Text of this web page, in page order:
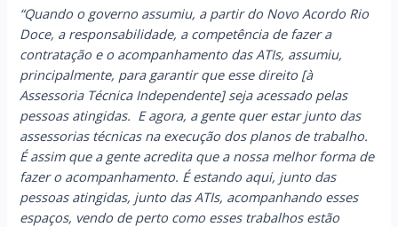
“Quando o governo assumiu, a partir do Novo Acordo Rio
Doce, a responsabilidade, a competência de fazer a
contratação e o acompanhamento das ATIs, assumiu,
principalmente, para garantir que esse direito [à
Assessoria Técnica Independente] seja acessado pelas
pessoas atingidas. E agora, a gente quer estar junto das
assessorias técnicas na execução dos planos de trabalho.
É assim que a gente acredita que a nossa melhor forma de
fazer o acompanhamento. É estando aqui, junto das
pessoas atingidas, junto das ATIs, acompanhando esses
espaços, vendo de perto como esses trabalhos estão